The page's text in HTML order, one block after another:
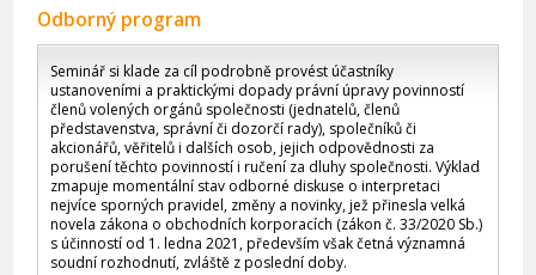
Odborný program
Seminář si klade za cíl podrobně provést účastníky
ustanoveními a praktickými dopady právní úpravy povinností
členů volených orgánů společnosti (jednatelů, členů
představenstva, správní či dozorčí rady), společníků či
akcionářů, věřitelů i dalších osob, jejich odpovědnosti za
porušení těchto povinností i ručení za dluhy společnosti. Výklad
zmapuje momentální stav odborné diskuse o interpretaci
nejvíce sporných pravidel, změny a novinky, jež přinesla velká
novela zákona o obchodních korporacích (zákon č. 33/2020 Sb.)
s účinností od 1. ledna 2021, především však četná významná
soudní rozhodnutí, zvláště z poslední doby.